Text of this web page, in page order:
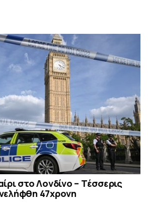
στο Λονδίνο – Τέσσερις
47χρονη